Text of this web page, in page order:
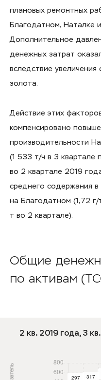
плановых ремонтных
Благодатном, Наталке
Дополнительное
денежных затрат
вследствие
золота.
Действие этих
компенсировано
производительности
(1 533 т/ч в 3 квартале
во 2 квартале 2019
среднего содержания
на Благодатном (1,72 г/
т во 2 квартале).
Общие
по активам
2 кв. 2019 года, 3